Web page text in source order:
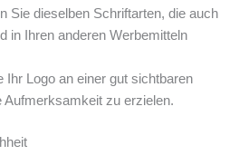
Sie dieselben Schriftarten, die auch
in Ihren anderen Werbemitteln
Ihr Logo an einer gut sichtbaren
Aufmerksamkeit zu erzielen.